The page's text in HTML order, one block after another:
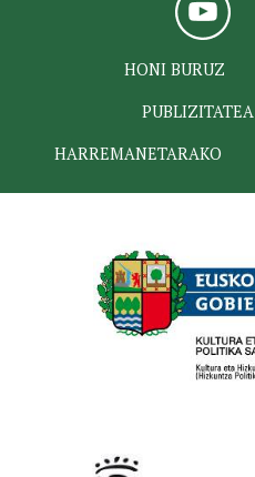
HONI BURUZ
PUBLIZITATEA
HARREMANETARAKO